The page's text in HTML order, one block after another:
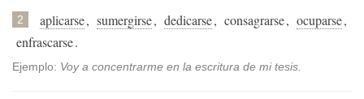
2 aplicarse, sumergirse, dedicarse, consagrarse, ocuparse,
enfrascarse.
Ejemplo: Voy a concentrarme en la escritura de mi tesis.